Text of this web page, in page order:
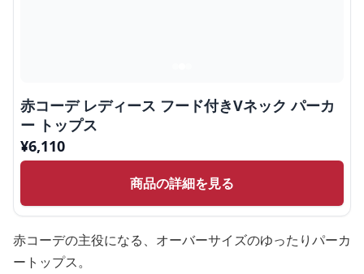
赤コーデ レディース フード付きVネック パーカ
ー トップス
¥6,110
商品の詳細を見る
赤コーデの主役になる、オーバーサイズのゆったりパーカ
ートップス。